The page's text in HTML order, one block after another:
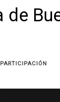
PARTICIPACIÓN